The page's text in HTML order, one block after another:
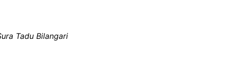
Tadu Bilangari